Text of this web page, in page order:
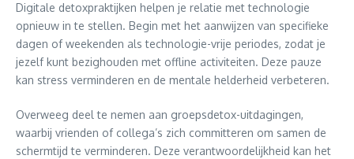
Digitale detoxpraktijken helpen je relatie met technologie
opnieuw in te stellen. Begin met het aanwijzen van specifieke
dagen of weekenden als technologie-vrije periodes, zodat je
jezelf kunt bezighouden met offline activiteiten. Deze pauze
kan stress verminderen en de mentale helderheid verbeteren.
Overweeg deel te nemen aan groepsdetox-uitdagingen,
waarbij vrienden of collega’s zich committeren om samen de
schermtijd te verminderen. Deze verantwoordelijkheid kan het